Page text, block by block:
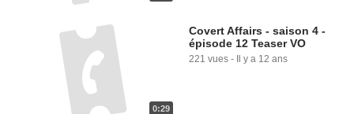
0:29
Covert Affairs - saison 4 -
épisode 12 Teaser VO
221 vues - Il y a 12 ans